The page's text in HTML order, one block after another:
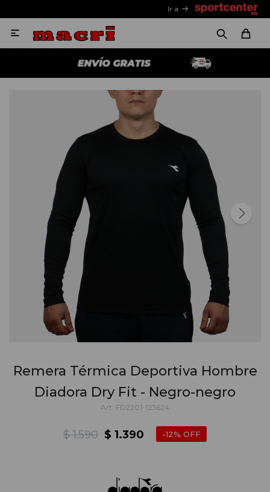
Ir a

Remera Térmica Deportiva Hombre
Diadora Dry Fit - Negro-negro
FD2201-123624
$ 1.390
$ 1.590 12